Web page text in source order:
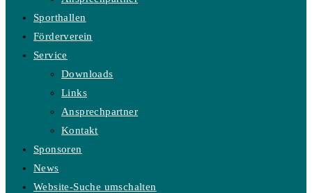
Sporthallen
Förderverein
Service
Downloads
Links
Ansprechpartner
Kontakt
Sponsoren
News
Website-Suche umschalten